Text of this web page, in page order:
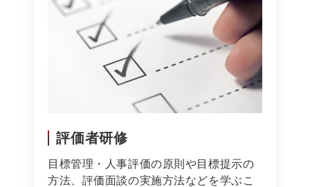
評価者研修
目標管理・人事評価の原則や目標提示の
方法、評価面談の実施方法などを学ぶこ